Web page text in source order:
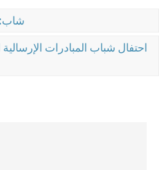
احتفال شباب المبادرات الإرسالية